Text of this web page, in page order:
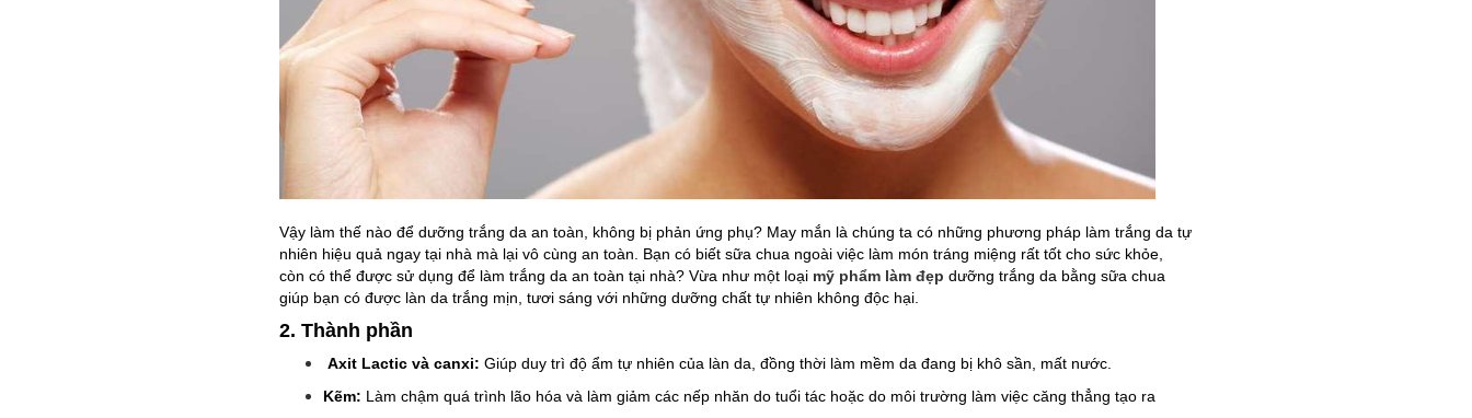
Vậy làm thế nào để dưỡng trắng da an toàn, không bị phản ứng phụ? May mắn là chúng ta có những phương pháp làm trắng da tự
nhiên hiệu quả ngay tại nhà mà lại vô cùng an toàn. Bạn có biết sữa chua ngoài việc làm món tráng miệng rất tốt cho sức khỏe,
còn có thể được sử dụng để làm trắng da an toàn tại nhà? Vừa như một loại mỹ phẩm làm đẹpdưỡng trắng da bằng sữa chua
giúp bạn có được làn da trắng mịn, tươi sáng với những dưỡng chất tự nhiên không độc hại.
2. Thành phần
Axit Lactic và canxi: Giúp duy trì độ ẩm tự nhiên của làn da, đồng thời làm mềm da đang bị khô sần, mất nước.
Kẽm: Làm chậm quá trình lão hóa và làm giảm các nếp nhăn do tuổi tác hoặc do môi trường làm việc căng thẳng tạo ra